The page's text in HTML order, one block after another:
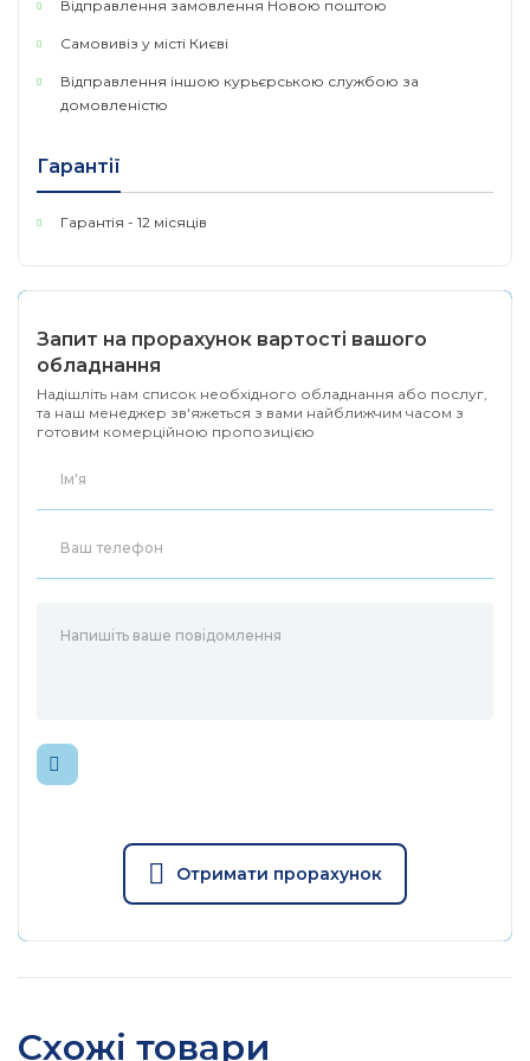
Відправлення замовлення Новою поштою
Самовивіз у місті Києві
Відправлення іншою курьєрською службою за
домовленістю
Гарантії
Гарантія - 12 місяців
Запит на прорахунок вартості вашого
обладнання
Надішліть нам список необхідного обладнання або послуг,
та наш менеджер зв'яжеться з вами найближчим часом з
готовим комерційною пропозицією
Отримати прорахунок
Схожі товари